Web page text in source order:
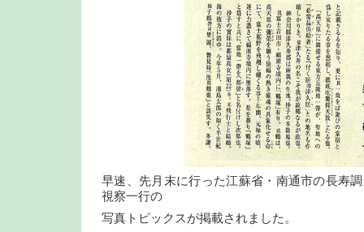
早速、先月末に行った江蘇省・南通市の長寿
視察一行の
写真トピックスが掲載されました。